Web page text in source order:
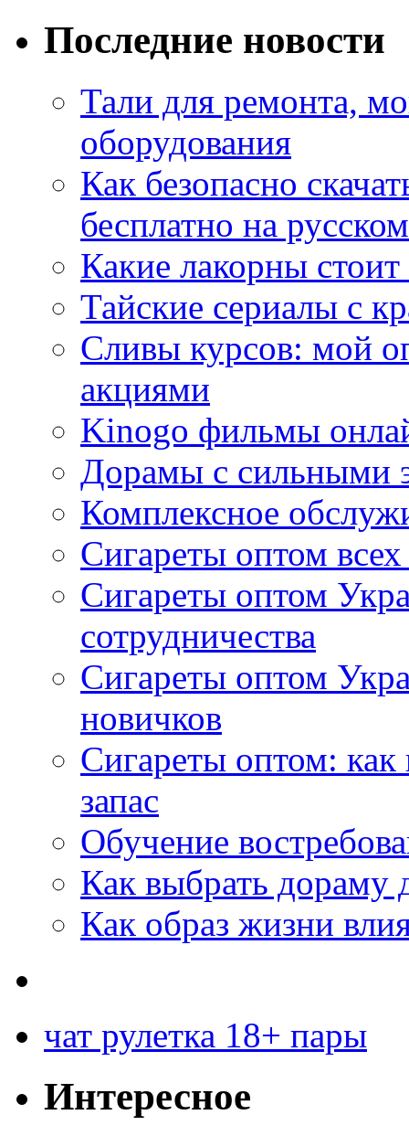
Последние новости
Тали для ремонта,
оборудования
Как безопасно
бесплатно на
Какие лакорны
Тайские сериалы с
Сливы курсов: мой
акциями
Kinogo фильмы
Дорамы с сильными
Комплексное
Сигареты оптом
Сигареты оптом
сотрудничества
Сигареты оптом
новичков
Сигареты оптом:
запас
Обучение
Как выбрать дораму
Как образ жизни
чат рулетка 18+ пары
Интересное